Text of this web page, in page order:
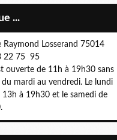
...
Raymond Losserand 75014
22 75 95
ouverte de 11h à 19h30 sans
mardi au vendredi. Le lundi
13h à 19h30 et le samedi de